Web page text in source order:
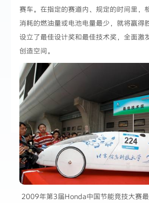
赛车。在指定的赛道内、规定的时间里，
消耗的燃油量或电池电量最少，就将赢得
设立了最佳设计奖和最佳技术奖，全面激
创造空间。
2009年第3届Honda中国节能竞技大赛